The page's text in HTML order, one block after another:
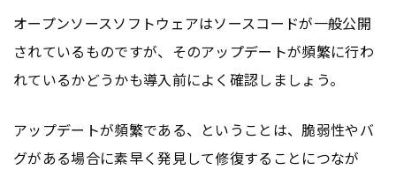
オープンソースソフトウェアはソースコードが一般公開
されているものですが、そのアップデートが頻繁に行わ
れているかどうかも導入前によく確認しましょう。
アップデートが頻繁である、ということは、脆弱性やバ
グがある場合に素早く発見して修復することにつなが